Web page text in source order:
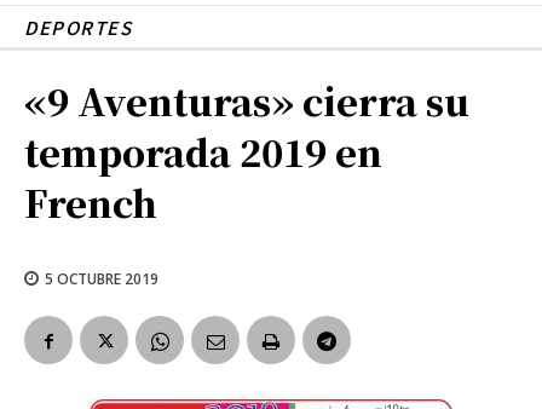
DEPORTES
«9 Aventuras» cierra su
temporada 2019 en
French
5 OCTUBRE 2019